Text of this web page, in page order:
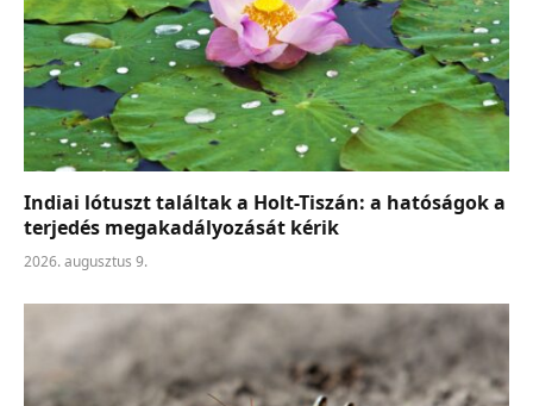
Indiai lótuszt találtak a Holt-Tiszán: a hatóságok a
terjedés megakadályozását kérik
2026. augusztus 9.